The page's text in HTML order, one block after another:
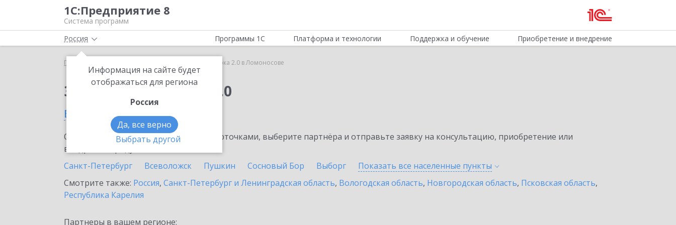
1С:Предприятие 8
Система программ
Россия
Информация на сайте будет
отображаться для региона
Россия
Да, все верно
Выбрать другой
Программы 1С Платформа и технологии Поддержка и обучение Приобретение и внедрение
Главная 1С:Сверка 2.0 в Ломоносове
Заказать 1С:Сверка 2.0
в Ломоносове
Ознакомьтесь с информационными карточками, выберите партнёра и отправьте заявку на консультацию, приобретение или
внедрение продукта.
Санкт-Петербург
Всеволожск Пушкин Сосновый Бор Выборг Показать все населенные пункты
Смотрите также: Россия, Санкт-Петербург и Ленинградская область, Вологодская область, Новгородская область, Псковская область,
Республика Карелия
Партнеры в вашем регионе: